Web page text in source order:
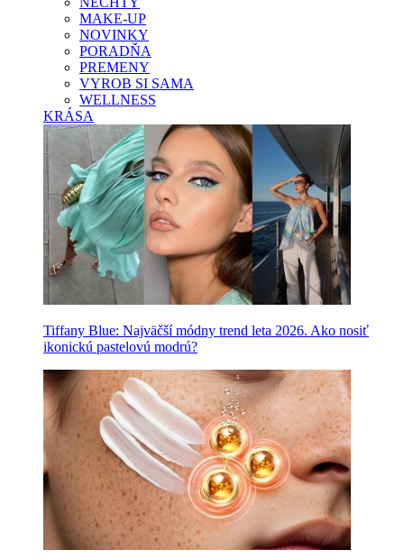
MAKE-UP
NOVINKY
PORADŇA
PREMENY
VYROB SI SAMA
WELLNESS
KRÁSA
Tiffany Blue: Najväčší módny trend leta 2026. Ako nosiť
ikonickú pastelovú modrú?